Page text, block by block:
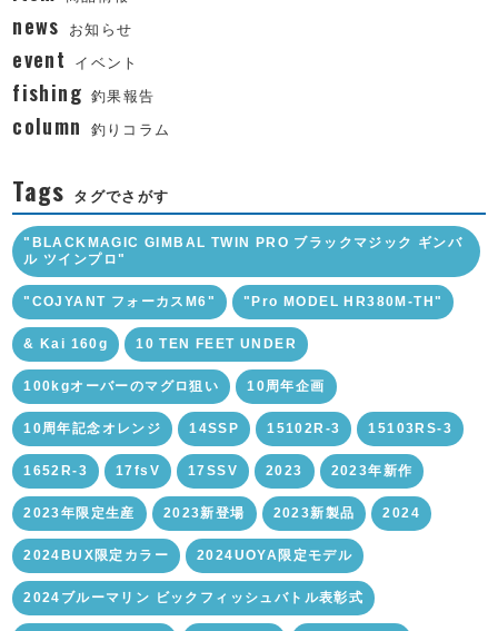
news お知らせ
event イベント
fishing 釣果報告
column 釣りコラム
Tags タグでさがす
"BLACKMAGIC GIMBAL TWIN PRO ブラックマジック ギンバ
ル ツインプロ"
"COJYANT フォーカスM6" "Pro MODEL HR380M-TH"
& Kai 160g 10 TEN FEET UNDER
100kgオーバーのマグロ狙い 10周年企画
10周年記念オレンジ 14SSP 15102R-3 15103RS-3
1652R-3 17fsV 17SSV 2023 2023年新作
2023年限定生産 2023新登場 2023新製品 2024
2024BUX限定カラー 2024UOYA限定モデル
2024ブルーマリン ビックフィッシュバトル表彰式